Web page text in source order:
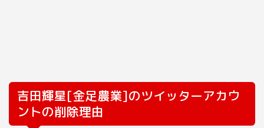
吉田輝星[金足農業]のツイッターアカウ
ントの削除理由